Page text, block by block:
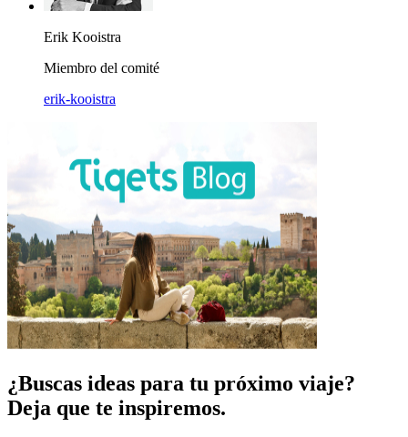
Erik Kooistra
Miembro del comité
erik-kooistra
¿Buscas ideas para tu próximo viaje?
Deja que te inspiremos.